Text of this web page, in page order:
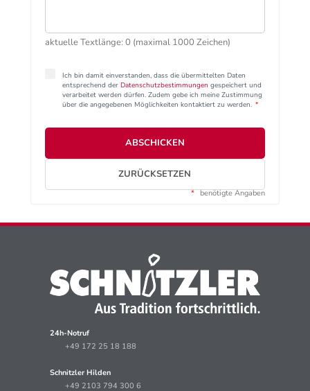
aktuelle Textlänge: 0 (maximal 1000 Zeichen)
Ich bin damit einverstanden, dass die übermittelten Daten
entsprechend der Datenschutzbestimmungen gespeichert und
verarbeitet werden dürfen. Zudem gebe ich meine Zustimmung
über die angegebenen Möglichkeiten kontaktiert zu werden. *
ABSCHICKEN
ZURÜCKSETZEN
* benötigte Angaben
24h-Notruf
+49 172 25 18 188
Schnitzler Hilden
+49 2103 794 300 6